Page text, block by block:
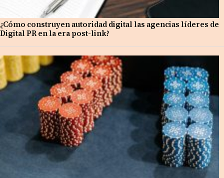
¿Cómo construyen autoridad digital las agencias líderes de
Digital PR en la era post-link?